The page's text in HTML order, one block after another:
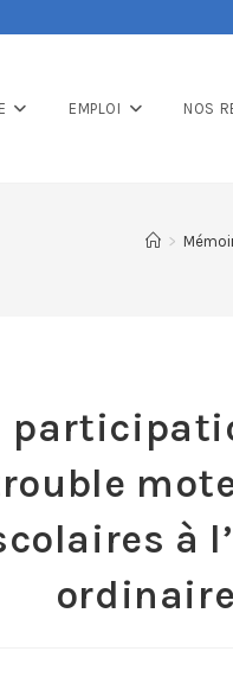
EMPLOI NOS
>
à
ordinaire